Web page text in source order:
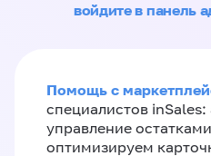
войдите в панель
Помощь с
специалистов
управление
оптимизируем